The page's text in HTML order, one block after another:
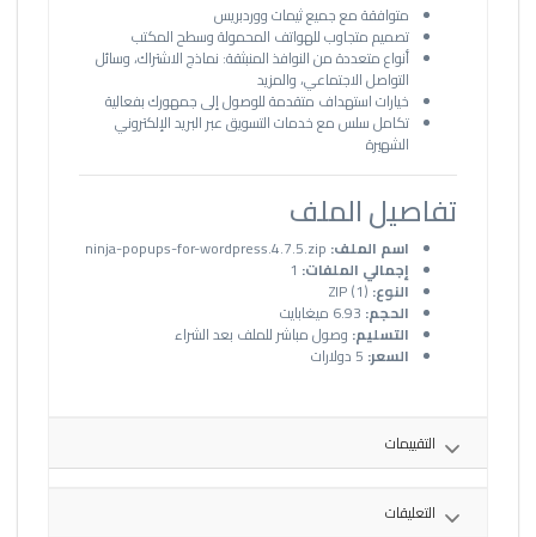
متوافقة مع جميع ثيمات ووردبريس
تصميم متجاوب للهواتف المحمولة وسطح المكتب
أنواع متعددة من النوافذ المنبثقة: نماذج الاشتراك، وسائل
التواصل الاجتماعي، والمزيد
خيارات استهداف متقدمة للوصول إلى جمهورك بفعالية
تكامل سلس مع خدمات التسويق عبر البريد الإلكتروني
الشهيرة
تفاصيل الملف
اسم الملف:
إجمالي الملفات:
النوع:ZIP (1)
الحجم:
التسليم: وصول مباشر للملف بعد الشراء
السعر:
التقييمات
التعليقات